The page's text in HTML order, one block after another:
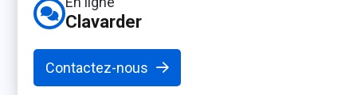
Clavarder
Contactez-nous